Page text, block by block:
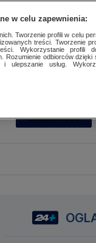
SUBSKRYBUJ
w celu zapewnienia:
Tworzenie profili w celu
treści. Tworzenie
Wykorzystanie profili
Rozumienie odbiorców dzięki
usług.